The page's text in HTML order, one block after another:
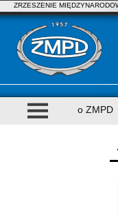
ZRZESZENIE
o ZMPD